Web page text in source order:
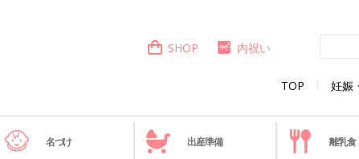
TOP 妊娠
SHOP 内祝い
名づけ 出産準備 離乳食